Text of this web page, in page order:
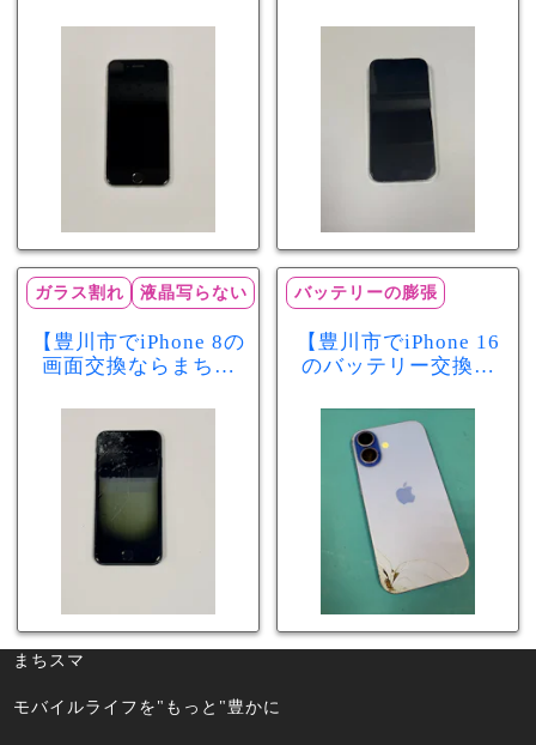
スマ豊川店】電池の
減りが早い症状も当
店】バッテリー交換
で復旧するケースも
あります！
ガラス割れ 液晶写らない
【豊川市でiPhone 8の
画面交換ならまちス
れ・液晶不良も当日
60分で修理可能！
バッテリーの膨張
【豊川市でiPhone 16
のバッテリー交換な
少し膨張したバッテ
リーも当日90分で安
心修理！
まちスマ
モバイルライフを"もっと"豊かに